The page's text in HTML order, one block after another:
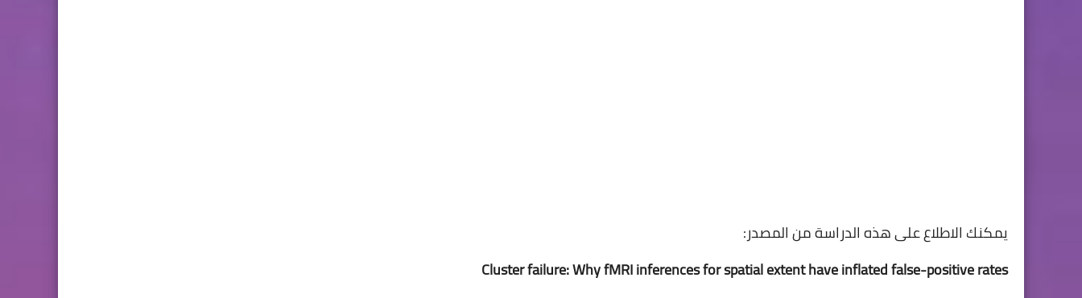
يمكنك الاطلاع على هذه الدراسة من المصدر:
Cluster failure: Why fMRI inferences for spatial extent have inflated false-positive rates